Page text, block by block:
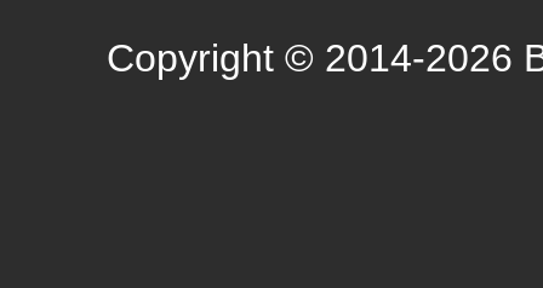
Copyright © 2014-2026